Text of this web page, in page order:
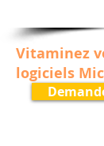
Vitaminez
logiciels